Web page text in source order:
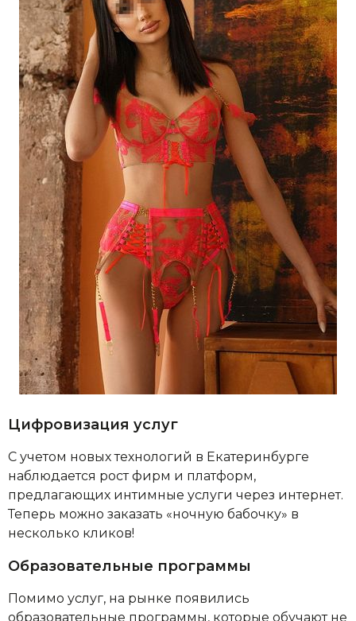
Цифровизация услуг
С учетом новых технологий в Екатеринбурге
наблюдается рост фирм и платформ,
предлагающих интимные услуги через интернет.
Теперь можно заказать «ночную бабочку» в
несколько кликов!
Образовательные программы
Помимо услуг, на рынке появились
образовательные программы, которые обучают не